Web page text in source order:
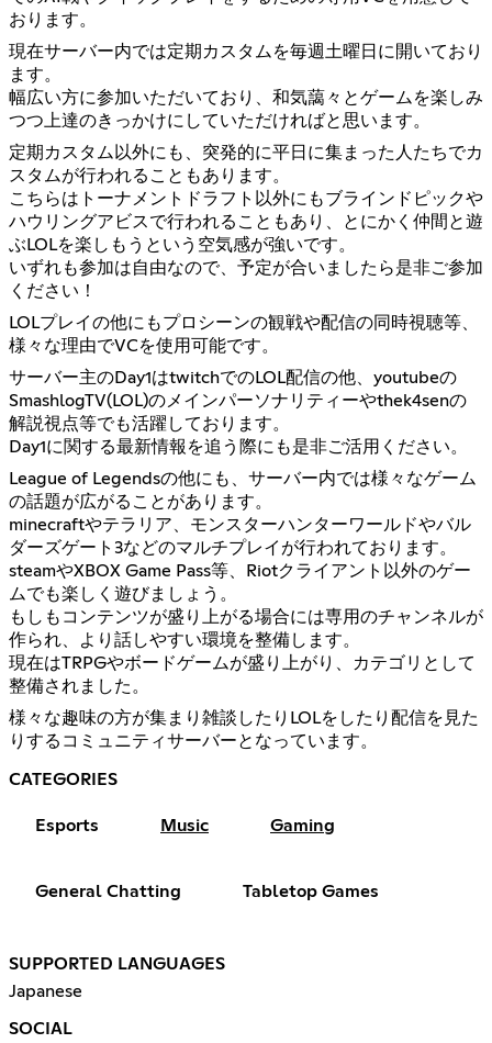
おります。
現在サーバー内では定期カスタムを毎週土曜日に開いており
ます。
幅広い方に参加いただいており、和気藹々とゲームを楽しみ
つつ上達のきっかけにしていただければと思います。
定期カスタム以外にも、突発的に平日に集まった人たちでカ
スタムが行われることもあります。
こちらはトーナメントドラフト以外にもブラインドピックや
ハウリングアビスで行われることもあり、とにかく仲間と遊
ぶLOLを楽しもうという空気感が強いです。
いずれも参加は自由なので、予定が合いましたら是非ご参加
ください！
LOLプレイの他にもプロシーンの観戦や配信の同時視聴等、
様々な理由でVCを使用可能です。
サーバー主のDay1はtwitchでのLOL配信の他、youtubeの
SmashlogTV(LOL)のメインパーソナリティーやthek4senの
解説視点等でも活躍しております。
Day1に関する最新情報を追う際にも是非ご活用ください。
League of Legendsの他にも、サーバー内では様々なゲーム
の話題が広がることがあります。
minecraftやテラリア、モンスターハンターワールドやバル
ダーズゲート3などのマルチプレイが行われております。
steamやXBOX Game Pass等、Riotクライアント以外のゲー
ムでも楽しく遊びましょう。
もしもコンテンツが盛り上がる場合には専用のチャンネルが
作られ、より話しやすい環境を整備します。
現在はTRPGやボードゲームが盛り上がり、カテゴリとして
整備されました。
様々な趣味の方が集まり雑談したりLOLをしたり配信を見た
りするコミュニティサーバーとなっています。
CATEGORIES
Esports Music Gaming
General Chatting Tabletop Games
SUPPORTED LANGUAGES
Japanese
SOCIAL